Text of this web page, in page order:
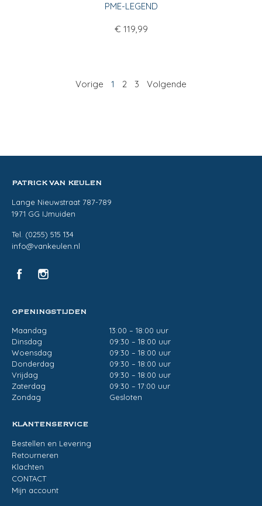
PME-LEGEND
€ 119,99
Vorige 1 2 3 Volgende
PATRICK VAN KEULEN
Lange Nieuwstraat 787-789
1971 GG IJmuiden
Tel. (0255) 515 134
info@vankeulen.nl
OPENINGSTIJDEN
Maandag
13:00 – 18:00 uur
Dinsdag
09:30 – 18:00 uur
Woensdag
09:30 – 18:00 uur
Donderdag
09:30 – 18:00 uur
Vrijdag
09:30 – 18:00 uur
Zaterdag
09:30 – 17:00 uur
Zondag
Gesloten
KLANTENSERVICE
Bestellen en Levering
Retourneren
Klachten
CONTACT
Mijn account